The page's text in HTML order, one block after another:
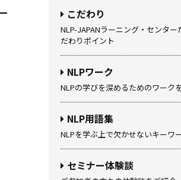
こだわり
NLP-JAPANラーニング・センター
だわりポイント
NLPワーク
NLPの学びを深めるためのワーク
NLP用語集
NLPを学ぶ上で欠かせないキーワ
セミナー体験談